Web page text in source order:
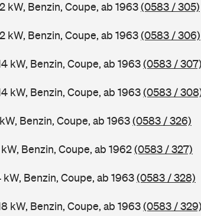
kW, Benzin, Coupe, ab 1963(0583 / 305)
kW, Benzin, Coupe, ab 1963(0583 / 306)
kW, Benzin, Coupe, ab 1963(0583 / 307)
kW, Benzin, Coupe, ab 1963(0583 /
Benzin, Coupe, ab 1963(0583 / 326)
Benzin, Coupe, ab 1962(0583 / 327)
kW, Benzin, Coupe, ab 1963(0583 / 328)
kW, Benzin, Coupe, ab 1963(0583 / 329)